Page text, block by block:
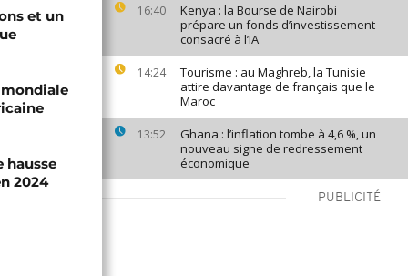
16:40
Kenya : la Bourse de Nairobi
prépare un fonds d’investissement
consacré à l’IA
14:24
Tourisme : au Maghreb, la Tunisie
attire davantage de français que le
Maroc
13:52
Ghana : l’inflation tombe à 4,6 %, un
nouveau signe de redressement
économique
PUBLICITÉ
et un
mondiale
hausse
2024